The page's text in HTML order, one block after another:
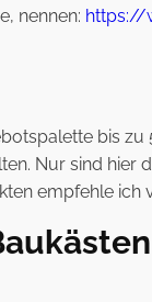
nennen: https://
bis
Nur sind
empfehle ich